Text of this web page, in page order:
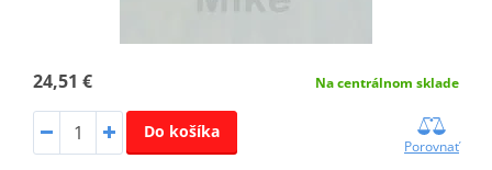
24,51 € Na centrálnom sklade
Do košíka
Porovnať